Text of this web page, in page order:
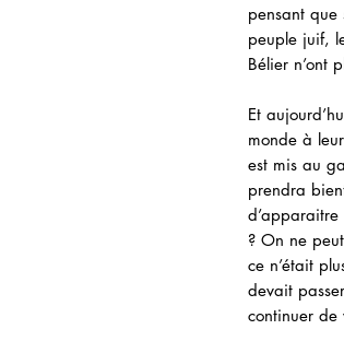
pensant que
peuple juif,
Bélier n’ont
Et
monde à
est mis au
prendra
d’apparaitre
? On ne
ce n’était
devait
continuer de